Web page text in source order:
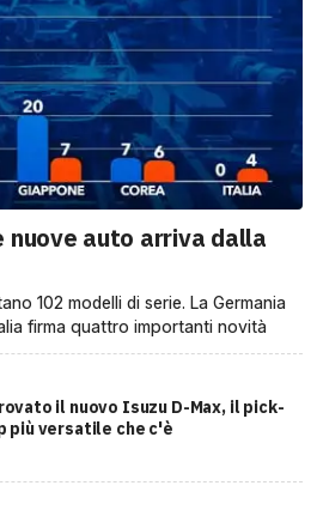
auto arriva dalla
102 modelli di serie. La Germania
firma quattro importanti novità
il nuovo Isuzu D-Max, il pick-
più versatile che c'è